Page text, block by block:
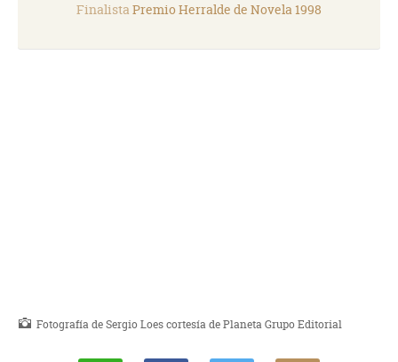
Finalista Premio Herralde de Novela 1998
Fotografía de Sergio Loes cortesía de Planeta Grupo Editorial